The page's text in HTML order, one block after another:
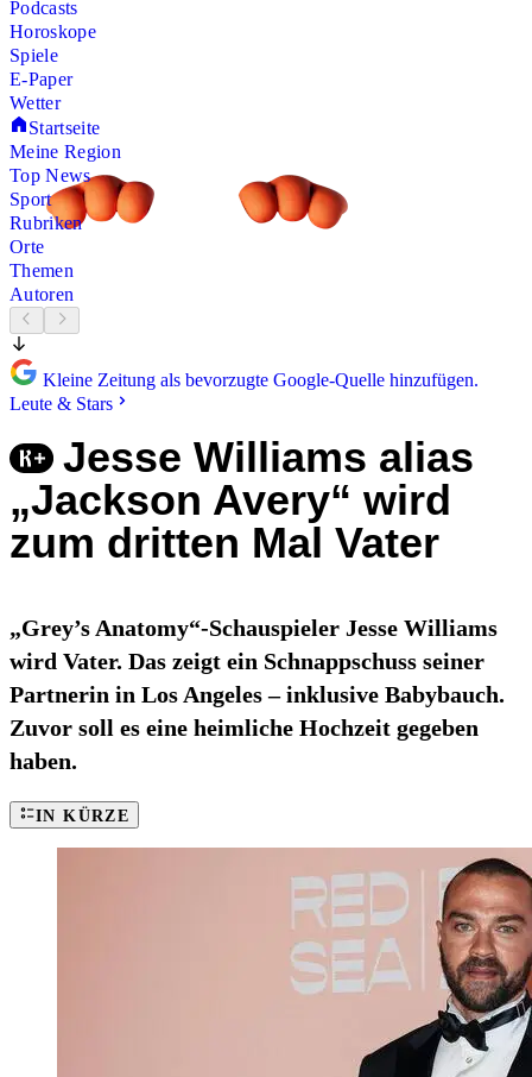
Podcasts
Horoskope
Spiele
E-Paper
Wetter
Startseite
Meine Region
Top News
Sport
Rubriken
Orte
Themen
Autoren
Kleine Zeitung als bevorzugte Google-Quelle hinzufügen.
Leute & Stars
Jesse Williams alias
„Jackson Avery“ wird
zum dritten Mal Vater
„Grey’s Anatomy“-Schauspieler Jesse Williams
wird Vater. Das zeigt ein Schnappschuss seiner
Partnerin in Los Angeles – inklusive Babybauch.
Zuvor soll es eine heimliche Hochzeit gegeben
haben.
IN KÜRZE